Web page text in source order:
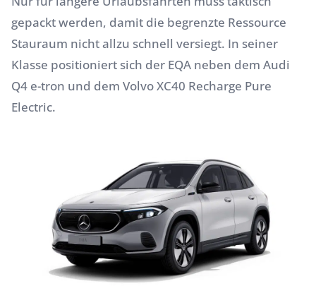
gepackt werden, damit die begrenzte Ressource
Stauraum nicht allzu schnell versiegt. In seiner
Klasse positioniert sich der EQA neben dem Audi
Q4 e-tron und dem Volvo XC40 Recharge Pure
Electric.